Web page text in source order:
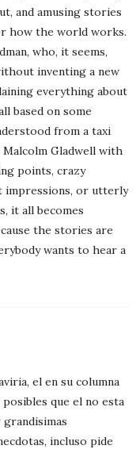
and amusing stories
how the world works.
who, it seems,
inventing a new
everything about
based on some
from a taxi
Gladwell with
points, crazy
or utterly
it all becomes
the stories are
wants to hear a
el en su columna
que el no esta
incluso pide